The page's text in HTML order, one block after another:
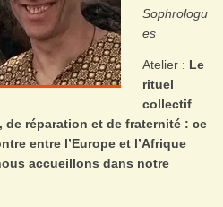
Sophrologu
es
Atelier : Le
rituel
collectif
de réparation et de fraternité : ce
entre l’Europe et l’Afrique
accueillons dans notre